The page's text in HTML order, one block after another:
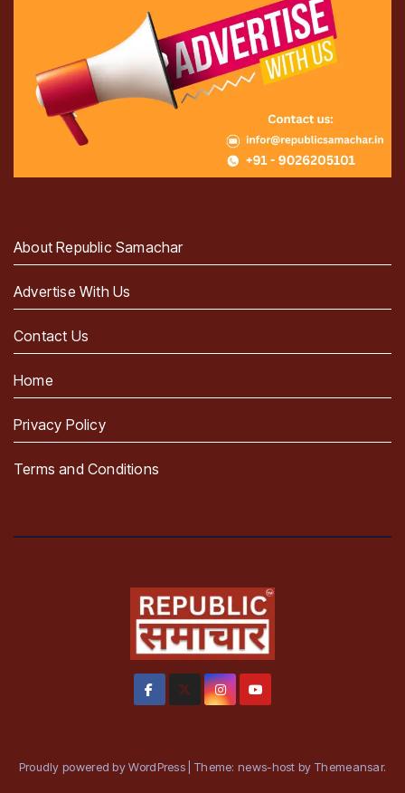
About Republic Samachar
Advertise With Us
Contact Us
Home
Privacy Policy
Terms and Conditions
Proudly powered by WordPress Theme: news-host by Themeansar.